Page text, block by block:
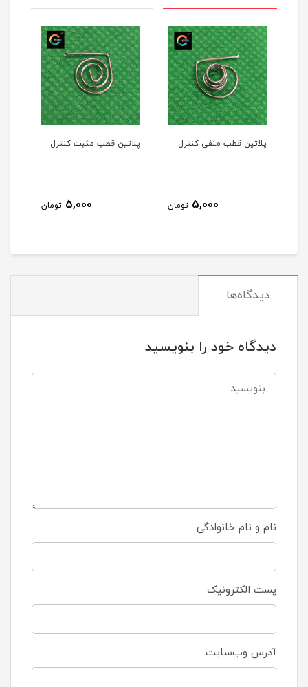
پلاتین قطب منفی کنترل
5,000 تومان
پلاتین قطب مثبت کنترل
5,000 تومان
دیدگاه‌ها
دیدگاه خود را بنویسید
نام و نام خانوادگی
پست الکترونیک
آدرس وب‌سایت